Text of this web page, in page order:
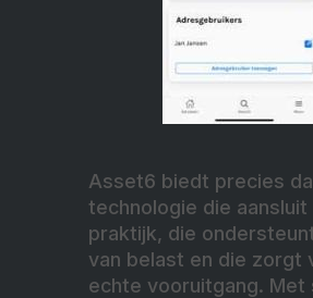
Asset6 biedt precies
technologie die aansluit
praktijk, die
van belast en die zorgt
echte vooruitgang. Met